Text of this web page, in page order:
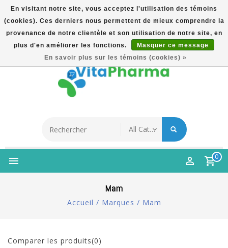
5% Korting Na Aanmelding Op Nieuwsbrief | Gratis
Verzending Vanaf €49 | Online Sinds 2007
Français
0
Mam
Accueil / Marques / Mam
Comparer les produits(0)
En visitant notre site, vous acceptez l'utilisation des témoins
(cookies). Ces derniers nous permettent de mieux comprendre la
provenance de notre clientèle et son utilisation de notre site, en
plus d'en améliorer les fonctions.
Masquer ce message
En savoir plus sur les témoins (cookies) »